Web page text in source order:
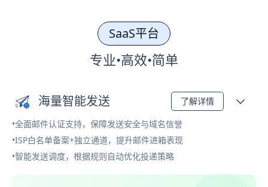
SaaS平台
专业•高效•简单
海量智能发送 了解详情
•全面邮件认证支持，保障发送安全与域名信誉
•ISP白名单备案+独立通道，提升邮件进箱表现
•智能发送调度，根据规则自动优化投递策略